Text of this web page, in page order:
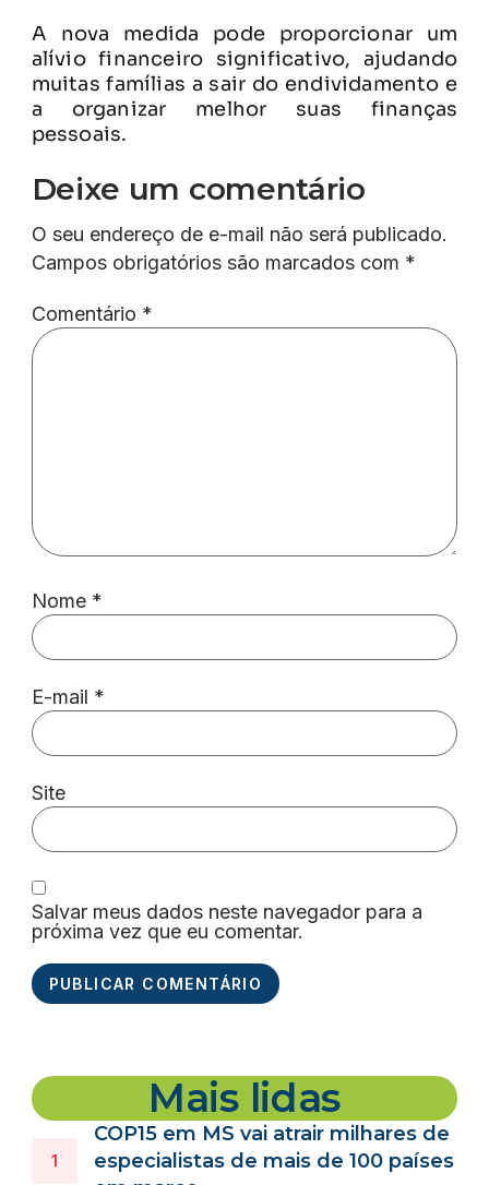
A nova medida pode proporcionar um
alívio financeiro significativo, ajudando
muitas famílias a sair do endividamento e
a organizar melhor suas finanças
pessoais.
Deixe um comentário
O seu endereço de e-mail não será publicado.
Campos obrigatórios são marcados com *
Comentário *
Nome *
E-mail *
Site
Salvar meus dados neste navegador para a
próxima vez que eu comentar.
Mais lidas
COP15 em MS vai atrair milhares de
especialistas de mais de 100 países